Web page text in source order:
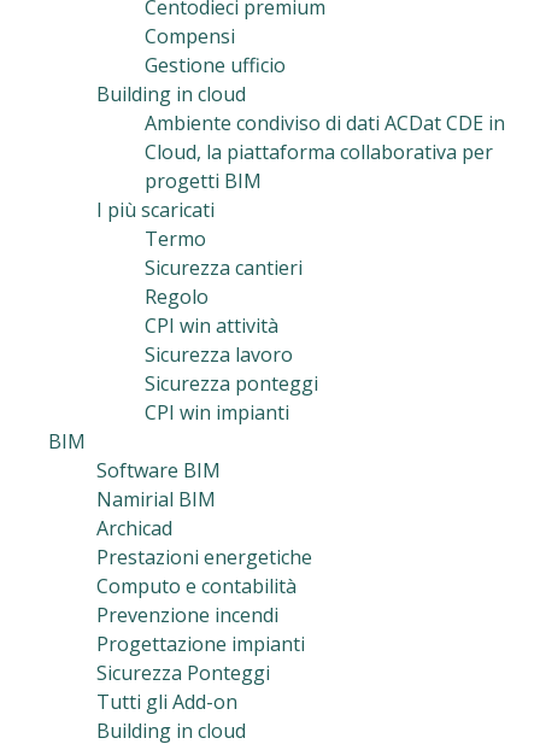
Centodieci premium
Compensi
Gestione ufficio
Building in cloud
Ambiente condiviso di dati ACDat CDE in
Cloud, la piattaforma collaborativa per
progetti BIM
I più scaricati
Termo
Sicurezza cantieri
Regolo
CPI win attività
Sicurezza lavoro
Sicurezza ponteggi
CPI win impianti
BIM
Software BIM
Namirial BIM
Archicad
Prestazioni energetiche
Computo e contabilità
Prevenzione incendi
Progettazione impianti
Sicurezza Ponteggi
Tutti gli Add-on
Building in cloud